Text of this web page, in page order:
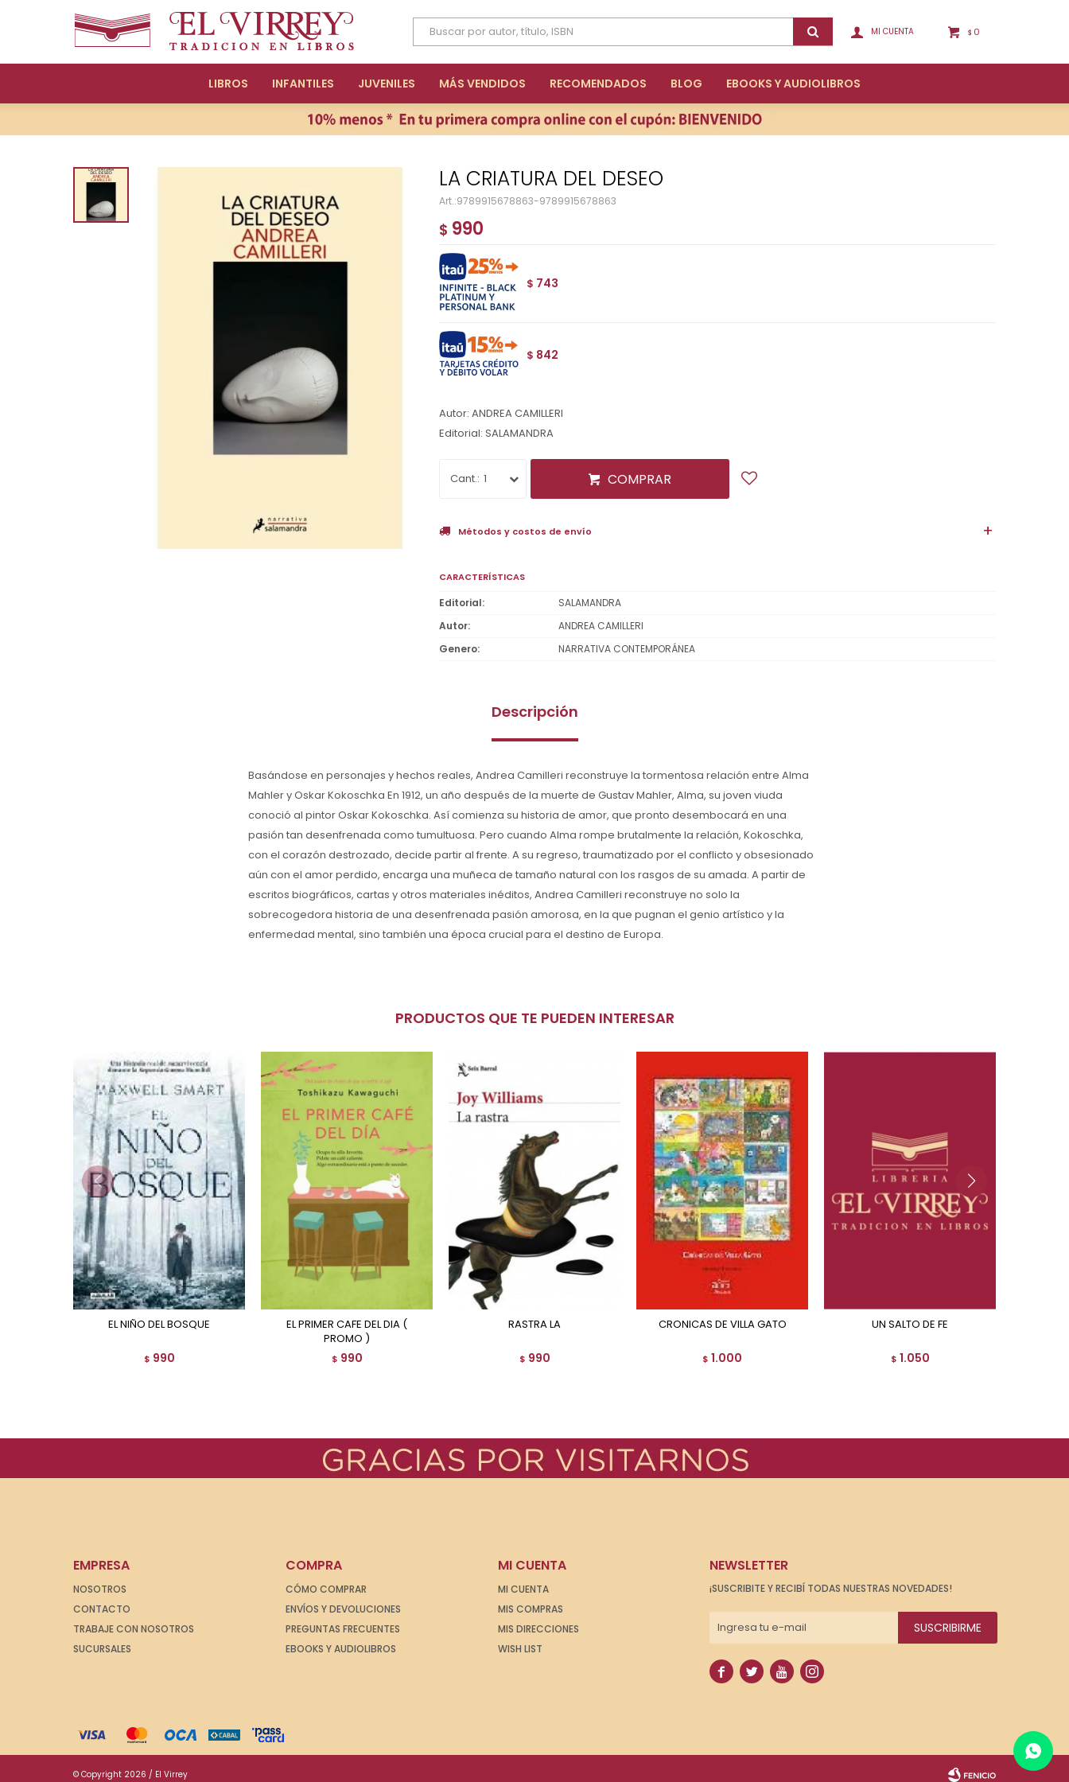
LIBROS INFANTILES JUVENILES MÁS VENDIDOS RECOMENDADOS BLOG EBOOKS Y AUDIOLIBROS
$ 0
LA CRIATURA DEL DESEO
9789915678863-9789915678863
$ 990
$ 743
$ 842
Autor: ANDREA CAMILLERI
Editorial: SALAMANDRA
1 COMPRAR
Métodos y costos de envío
CARACTERÍSTICAS
Editorial
SALAMANDRA
Autor
ANDREA CAMILLERI
Genero
NARRATIVA CONTEMPORÁNEA
Descripción
Basándose en personajes y hechos reales, Andrea Camilleri reconstruye la tormentosa relación entre Alma
Mahler y Oskar Kokoschka En 1912, un año después de la muerte de Gustav Mahler, Alma, su joven viuda
conoció al pintor Oskar Kokoschka. Así comienza su historia de amor, que pronto desembocará en una
pasión tan desenfrenada como tumultuosa. Pero cuando Alma rompe brutalmente la relación, Kokoschka,
con el corazón destrozado, decide partir al frente. A su regreso, traumatizado por el conflicto y obsesionado
aún con el amor perdido, encarga una muñeca de tamaño natural con los rasgos de su amada. A partir de
escritos biográficos, cartas y otros materiales inéditos, Andrea Camilleri reconstruye no solo la
sobrecogedora historia de una desenfrenada pasión amorosa, en la que pugnan el genio artístico y la
enfermedad mental, sino también una época crucial para el destino de Europa.
PRODUCTOS QUE TE PUEDEN INTERESAR
EL NIÑO DEL BOSQUE
$ 990
EL PRIMER CAFE DEL DIA (
PROMO )
$ 990
RASTRA LA
$ 990
CRONICAS DE VILLA GATO
$ 1.000
UN SALTO DE FE
$ 1.050
EMPRESA
NOSOTROS
CONTACTO
TRABAJE CON NOSOTROS
SUCURSALES
COMPRA
CÓMO COMPRAR
ENVÍOS Y DEVOLUCIONES
PREGUNTAS FRECUENTES
EBOOKS Y AUDIOLIBROS
MI CUENTA
MI CUENTA
MIS COMPRAS
MIS DIRECCIONES
WISH LIST
NEWSLETTER
¡SUSCRIBITE Y RECIBÍ TODAS NUESTRAS NOVEDADES!
SUSCRIBIRME
   
© Copyright 2026 / El Virrey